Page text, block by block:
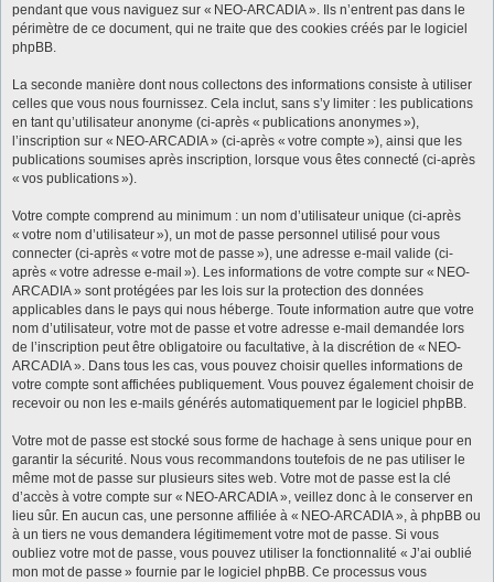
pendant que vous naviguez sur « NEO-ARCADIA ». Ils n’entrent pas dans le
périmètre de ce document, qui ne traite que des cookies créés par le logiciel
phpBB.
La seconde manière dont nous collectons des informations consiste à utiliser
celles que vous nous fournissez. Cela inclut, sans s’y limiter : les publications
en tant qu’utilisateur anonyme (ci-après « publications anonymes »),
l’inscription sur « NEO-ARCADIA » (ci-après « votre compte »), ainsi que les
publications soumises après inscription, lorsque vous êtes connecté (ci-après
« vos publications »).
Votre compte comprend au minimum : un nom d’utilisateur unique (ci-après
« votre nom d’utilisateur »), un mot de passe personnel utilisé pour vous
connecter (ci-après « votre mot de passe »), une adresse e-mail valide (ci-
après « votre adresse e-mail »). Les informations de votre compte sur « NEO-
ARCADIA » sont protégées par les lois sur la protection des données
applicables dans le pays qui nous héberge. Toute information autre que votre
nom d’utilisateur, votre mot de passe et votre adresse e-mail demandée lors
de l’inscription peut être obligatoire ou facultative, à la discrétion de « NEO-
ARCADIA ». Dans tous les cas, vous pouvez choisir quelles informations de
votre compte sont affichées publiquement. Vous pouvez également choisir de
recevoir ou non les e-mails générés automatiquement par le logiciel phpBB.
Votre mot de passe est stocké sous forme de hachage à sens unique pour en
garantir la sécurité. Nous vous recommandons toutefois de ne pas utiliser le
même mot de passe sur plusieurs sites web. Votre mot de passe est la clé
d’accès à votre compte sur « NEO-ARCADIA », veillez donc à le conserver en
lieu sûr. En aucun cas, une personne affiliée à « NEO-ARCADIA », à phpBB ou
à un tiers ne vous demandera légitimement votre mot de passe. Si vous
oubliez votre mot de passe, vous pouvez utiliser la fonctionnalité « J’ai oublié
mon mot de passe » fournie par le logiciel phpBB. Ce processus vous